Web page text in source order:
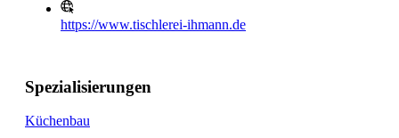
https://www.tischlerei-ihmann.de
Spezialisierungen
Küchenbau